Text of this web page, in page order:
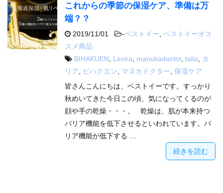
これからの季節の保湿ケア、準備は万
端？？
2019/11/01 -ベストイー, ベストイーオス
スメ商品
BIHAKUEN, Lexira, manukadoctor, talia, タ
リア, ビハクエン, マヌカドクター, 保湿ケア
皆さんこんにちは、ベストイーです。すっかり
秋めいてきた今日この頃、気になってくるのが
顔や手の乾燥・・・。 乾燥は、肌が本来持つ
バリア機能を低下させるといわれています。バ
リア機能が低下する …
続きを読む